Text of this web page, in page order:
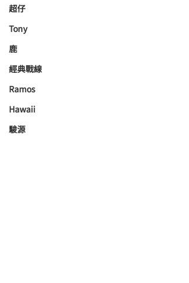
超仔
Tony
鹿
經典戰線
Ramos
Hawaii
駿源